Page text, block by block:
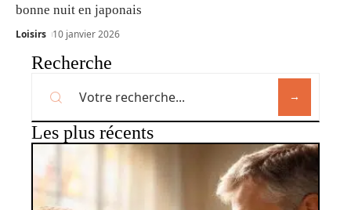
bonne nuit en japonais
Loisirs 10 janvier 2026
Recherche
Les plus récents